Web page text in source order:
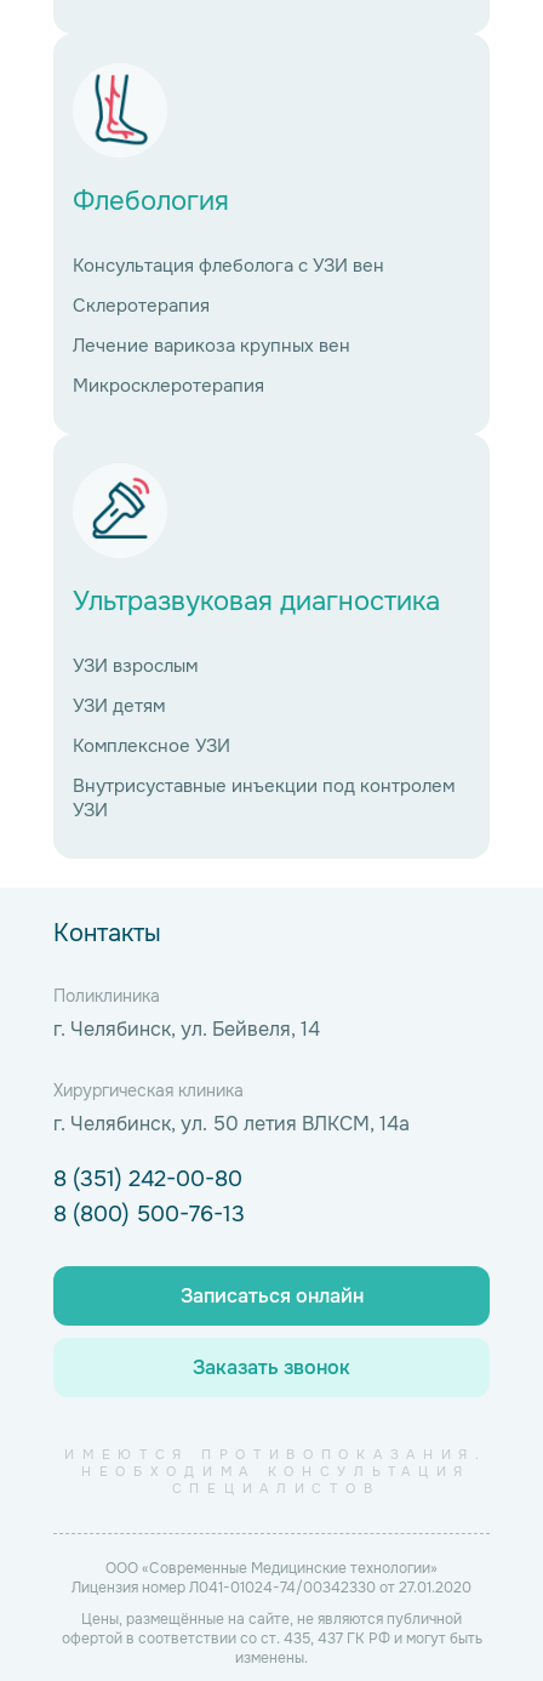
Флебология
Консультация флеболога с УЗИ вен
Склеротерапия
Лечение варикоза крупных вен
Микросклеротерапия
Ультразвуковая диагностика
УЗИ взрослым
УЗИ детям
Комплексное УЗИ
Внутрисуставные инъекции под контролем
УЗИ
Контакты
Поликлиника
г. Челябинск, ул. Бейвеля, 14
Хирургическая клиника
г. Челябинск, ул. 50 летия ВЛКСМ, 14а
8 (351) 242-00-80
8 (800) 500-76-13
Записаться онлайн
Заказать звонок
ИМЕЮТСЯ ПРОТИВОПОКАЗАНИЯ.
НЕОБХОДИМА КОНСУЛЬТАЦИЯ
СПЕЦИАЛИСТОВ
ООО «Современные Медицинские технологии»
Лицензия номер Л041-01024-74/00342330 от 27.01.2020
Цены, размещённые на сайте, не являются публичной
офертой в соответствии со ст. 435, 437 ГК РФ и могут быть
изменены.